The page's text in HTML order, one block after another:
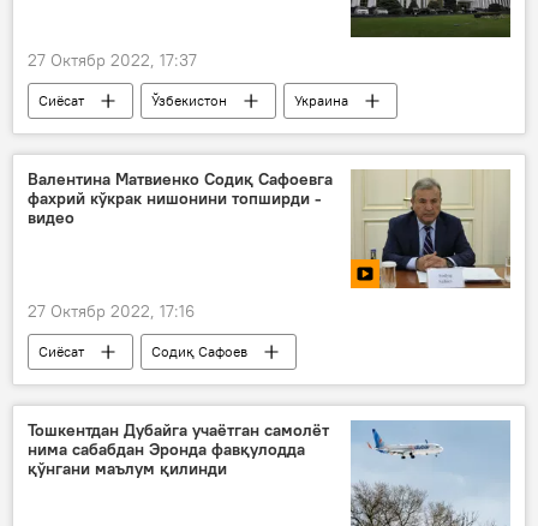
27 Октябр 2022, 17:37
Сиёсат Ўзбекистон Украина
Валентина Матвиенко Содиқ Сафоевга
фахрий кўкрак нишонини топширди -
видео
27 Октябр 2022, 17:16
Сиёсат
Содиқ Сафоев
Валентина Матвиенко
Тошкентдан Дубайга учаётган самолёт
нима сабабдан Эронда фавқулодда
қўнгани маълум қилинди